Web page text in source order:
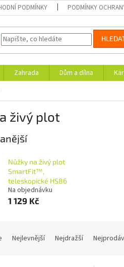
PODMÍNKY PODMÍNKY
Zahrada Dům a dílna
živý plot
Nůžky na živý plot
SmartFit™,
teleskopické HS86
Na objednávku
1 129 Kč
Nejlevnější Nejdražší